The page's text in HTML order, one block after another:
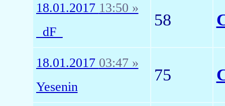
18.01.2017 13:50 »
_dF_
58
18.01.2017 03:47 »
Yesenin
75